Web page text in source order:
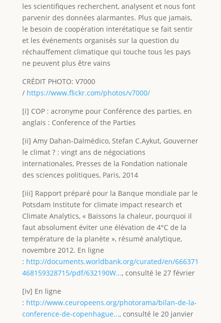
les scientifiques recherchent, analysent et nous font
parvenir des données alarmantes. Plus que jamais,
le besoin de coopération interétatique se fait sentir
et les événements organisés sur la question du
réchauffement climatique qui touche tous les pays
ne peuvent plus être vains
CRÉDIT PHOTO: V7000
/ https://www.flickr.com/photos/v7000/
[i] COP : acronyme pour Conférence des parties, en
anglais : Conference of the Parties
[ii] Amy Dahan-Dalmédico, Stefan C.Aykut, Gouverner
le climat ? : vingt ans de négociations
internationales, Presses de la Fondation nationale
des sciences politiques, Paris, 2014
[iii] Rapport préparé pour la Banque mondiale par le
Potsdam Institute for climate impact research et
Climate Analytics, « Baissons la chaleur, pourquoi il
faut absolument éviter une élévation de 4°C de la
température de la planète », résumé analytique,
novembre 2012. En ligne
: http://documents.worldbank.org/curated/en/666371
468159328715/pdf/632190W..., consulté le 27 février
[iv] En ligne
: http://www.ceuropeens.org/photorama/bilan-de-la-
conference-de-copenhague..., consulté le 20 janvier